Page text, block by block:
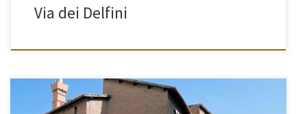
Via dei Delfini